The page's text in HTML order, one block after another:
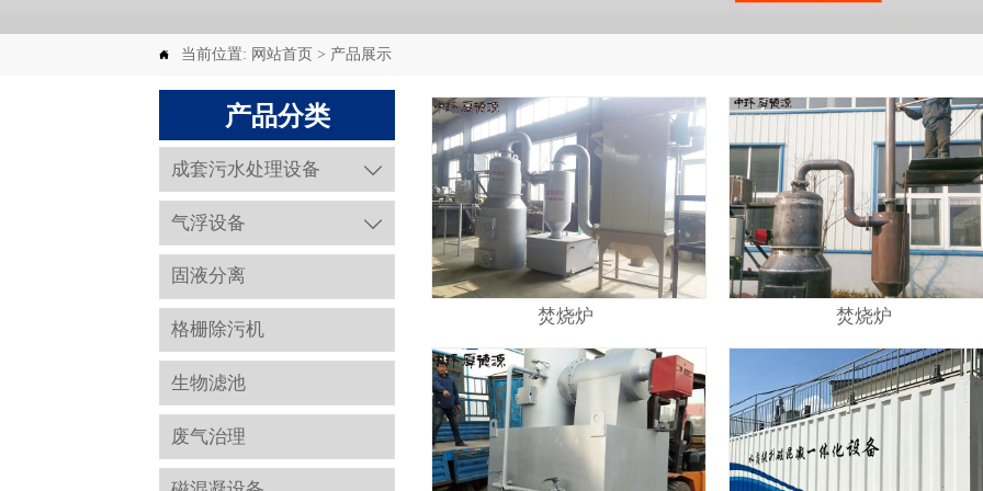
 当前位置: 网站首页 > 产品展示
产品分类
成套污水处理设备 
气浮设备 
固液分离
格栅除污机
生物滤池
废气治理
焚烧炉 焚烧炉